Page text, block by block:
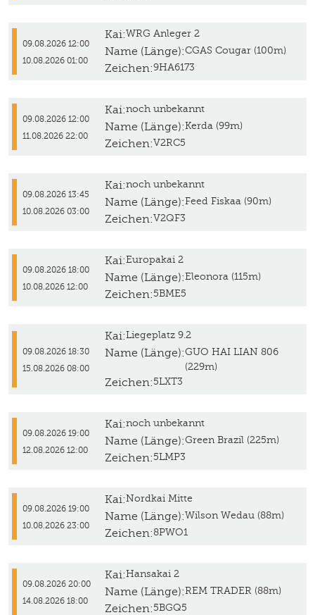
09.08.2026 12:00
10.08.2026 01:00
Kai:WRG Anleger 2
Name (Länge):CGAS Cougar (100m)
Zeichen:9HA6173
09.08.2026 12:00
11.08.2026 22:00
Kai:noch unbekannt
Name (Länge):Kerda (99m)
Zeichen:V2RC5
09.08.2026 13:45
10.08.2026 03:00
Kai:noch unbekannt
Name (Länge):Feed Fiskaa (90m)
Zeichen:V2QF3
09.08.2026 18:00
10.08.2026 12:00
Kai:Europakai 2
Name (Länge):Eleonora (115m)
Zeichen:5BME5
09.08.2026 18:30
15.08.2026 08:00
Kai:Liegeplatz 9.2
Name (Länge):GUO HAI LIAN 806
(229m)
Zeichen:5LXT3
09.08.2026 19:00
12.08.2026 12:00
Kai:noch unbekannt
Name (Länge):Green Brazil (225m)
Zeichen:5LMP3
09.08.2026 19:00
10.08.2026 23:00
Kai:Nordkai Mitte
Name (Länge):Wilson Wedau (88m)
Zeichen:8PWO1
09.08.2026 20:00
14.08.2026 18:00
Kai:Hansakai 2
Name (Länge):REM TRADER (88m)
Zeichen:5BGQ5